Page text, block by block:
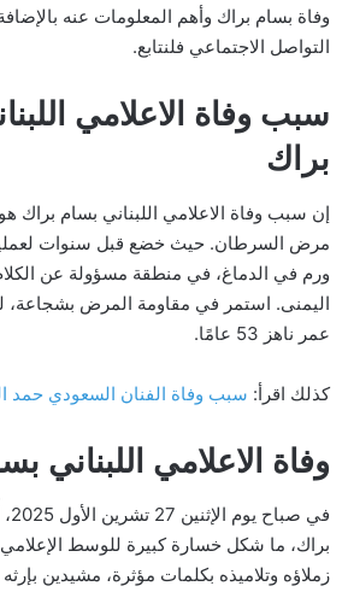
وفاة بسام براك وأهم المعلومات عنه
التواصل الاجتماعي فلنتابع.
سبب وفاة الاعلامي
براك
إن سبب وفاة الاعلامي اللبناني بسام براك
مرض السرطان. حيث خضع قبل سنوات لعملية
ورم في الدماغ، في منطقة مسؤولة عن
اليمنى. استمر في مقاومة المرض بشجاعة،
عمر ناهز 53 عامًا.
كذلك اقرأ: سبب وفاة الفنان السعودي حمد
وفاة الاعلامي اللبناني
في
براك، ما شكل خسارة كبيرة للوسط الإعلامي
زملاؤه وتلاميذه بكلمات مؤثرة، مشيدين